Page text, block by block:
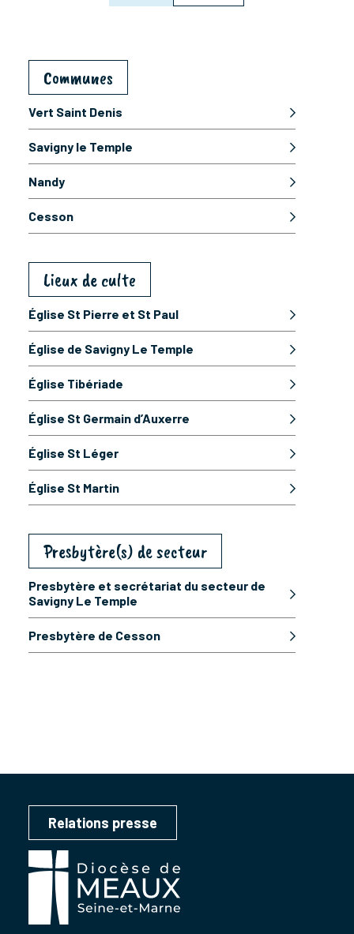
Communes
Vert Saint Denis
Savigny le Temple
Nandy
Cesson
Lieux de culte
Église St Pierre et St Paul
Église de Savigny Le Temple
Église Tibériade
Église St Germain d’Auxerre
Église St Léger
Église St Martin
Presbytère(s) de secteur
Presbytère et secrétariat du secteur de
Savigny Le Temple
Presbytère de Cesson
Relations presse